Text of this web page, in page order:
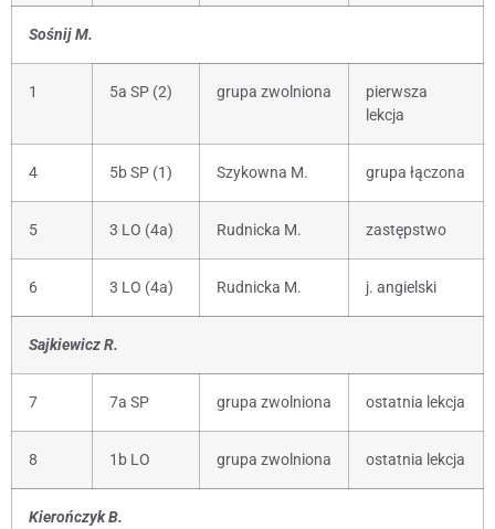
Sośnij M.
1 5a SP (2) grupa zwolniona
pierwsza
lekcja
4 5b SP (1) Szykowna M. grupa łączona
5 3 LO (4a) Rudnicka M. zastępstwo
6 3 LO (4a) Rudnicka M. j. angielski
Sajkiewicz R.
7 7a SP grupa zwolniona ostatnia lekcja
8 1b LO grupa zwolniona ostatnia lekcja
Kierończyk B.